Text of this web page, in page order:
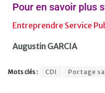
Pour en savoir plus
Entreprendre Service
Augustin GARCIA
Mots clés : CDI Portage